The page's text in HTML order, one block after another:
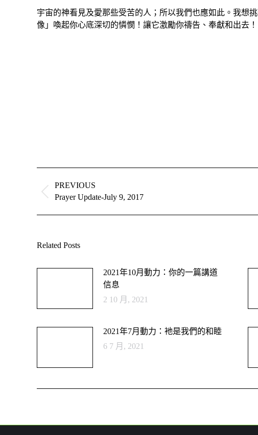
宇宙的神看見及愛那些受苦的人；所以我們也應如此。我想
像」喚起你心底深切的憐憫！讓它激勵你禱告、奉獻和出去
navigation
PREVIOUS
Previous
post:
Prayer Update-July 9, 2017
Related Posts
2021年10月動力：你的一篇講道
信息
2 10 月, 2021
2021年7月動力：衪是我們的和睦
6 7 月, 2021